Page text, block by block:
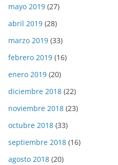
mayo 2019 (27)
abril 2019 (28)
marzo 2019 (33)
febrero 2019 (16)
enero 2019 (20)
diciembre 2018 (22)
noviembre 2018 (23)
octubre 2018 (33)
septiembre 2018 (16)
agosto 2018 (20)